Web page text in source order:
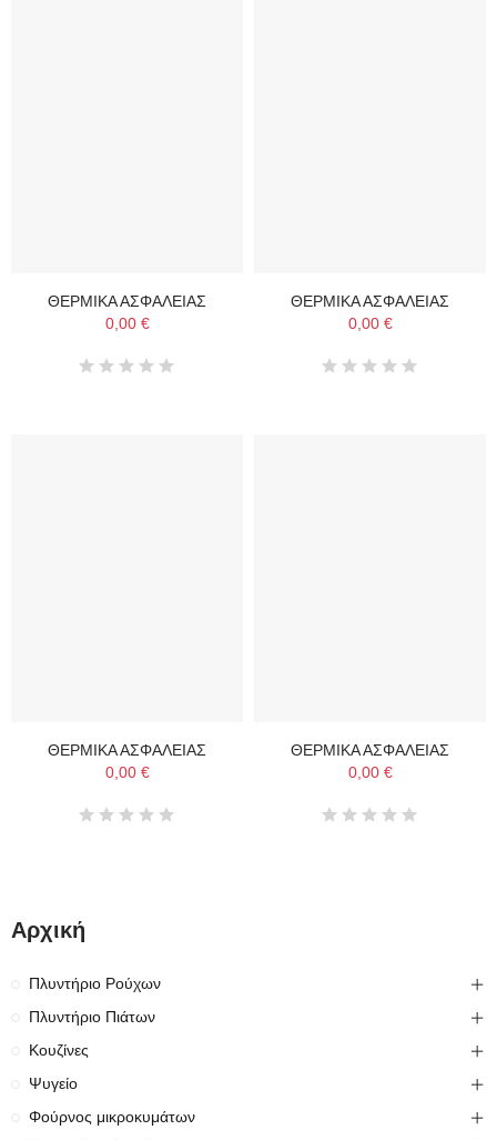
ΘΕΡΜΙΚΑ ΑΣΦΑΛΕΙΑΣ
0,00 €
ΘΕΡΜΙΚΑ ΑΣΦΑΛΕΙΑΣ
0,00 €
ΘΕΡΜΙΚΑ ΑΣΦΑΛΕΙΑΣ
0,00 €
ΘΕΡΜΙΚΑ ΑΣΦΑΛΕΙΑΣ
0,00 €
Αρχική
Πλυντήριο Ρούχων
Πλυντήριο Πιάτων
Κουζίνες
Ψυγείο
Φούρνος μικροκυμάτων